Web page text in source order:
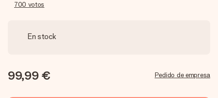
700 votos
En stock
99,99 € Pedido de empresa